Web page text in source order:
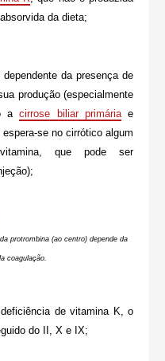
da dieta;
da presença de
produção (especialmente
acirrose biliar primáriae
espera-se no cirrótico algum
que pode ser
protrombina (ao centro) depende da
coagulação.
de vitamina K, o
do II, X e IX;